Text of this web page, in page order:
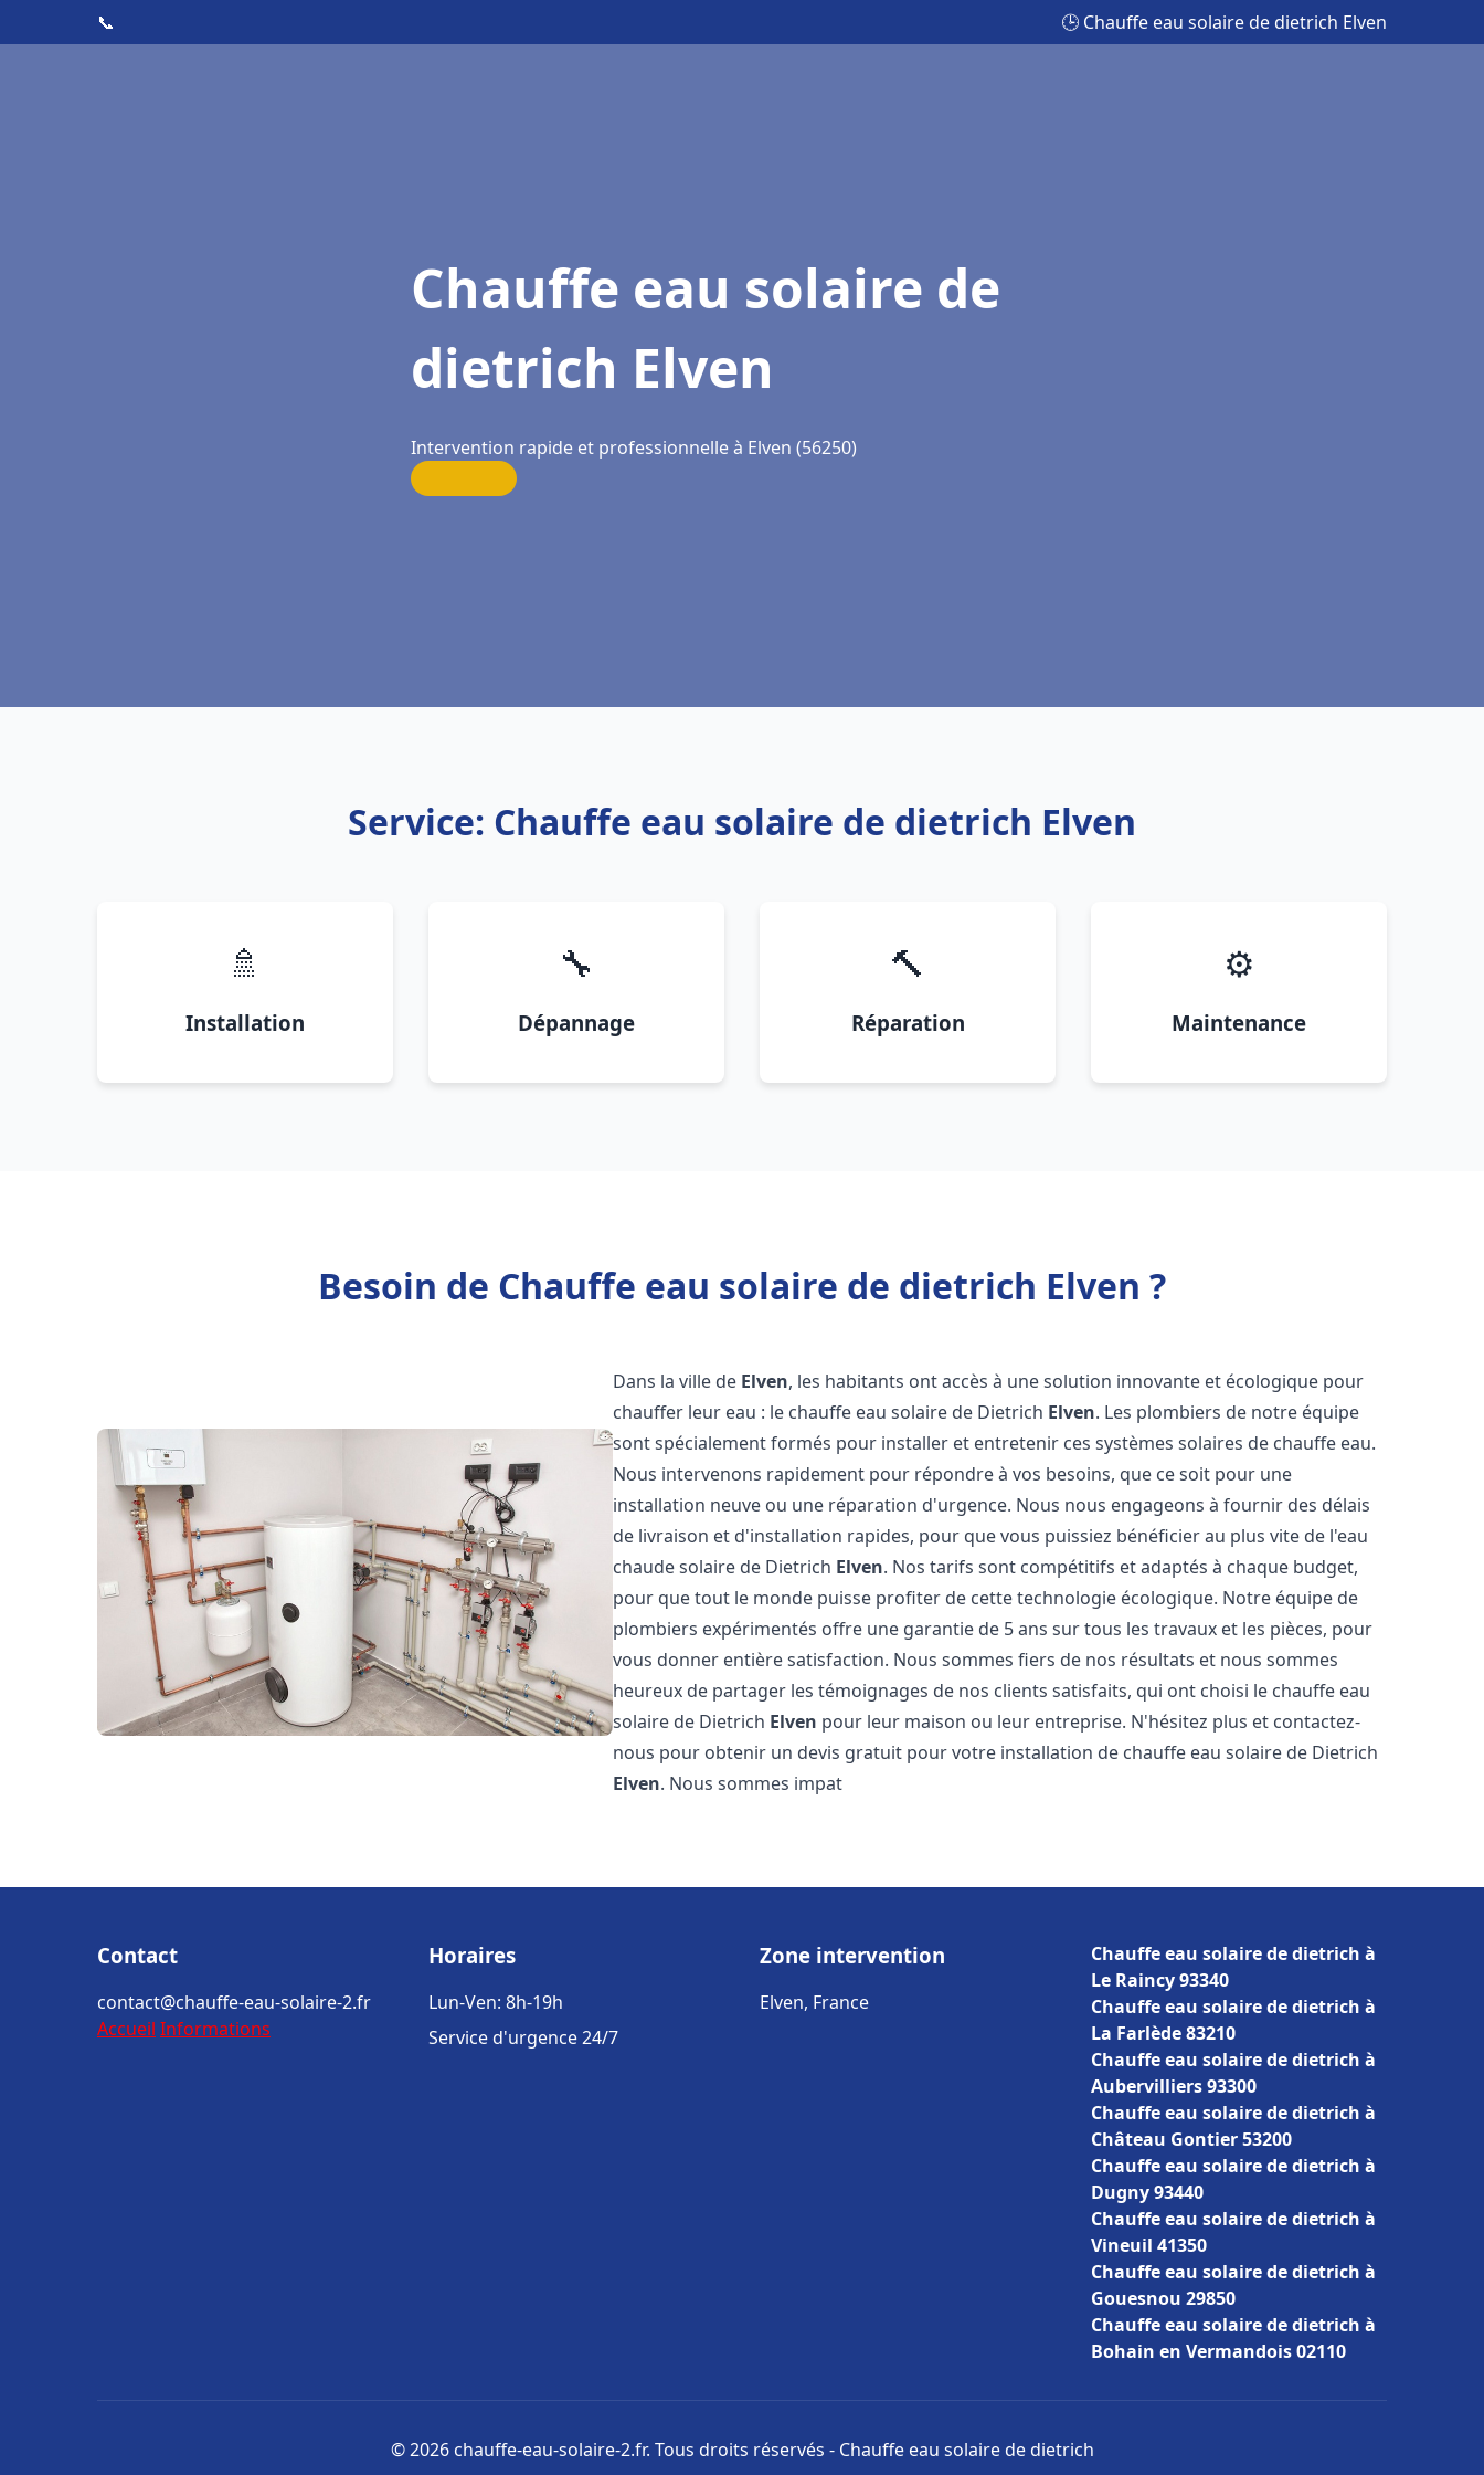
📞 🕒 Chauffe eau solaire de dietrich Elven
Chauffe eau solaire de
dietrich Elven
Intervention rapide et professionnelle à Elven (56250)
Service: Chauffe eau solaire de dietrich Elven
🚿
Installation
🔧
Dépannage
🔨
Réparation
⚙️
Maintenance
Besoin de Chauffe eau solaire de dietrich Elven ?
Dans la ville de Elven, les habitants ont accès à une solution innovante et écologique pour
chauffer leur eau : le chauffe eau solaire de Dietrich Elven. Les plombiers de notre équipe
sont spécialement formés pour installer et entretenir ces systèmes solaires de chauffe eau.
Nous intervenons rapidement pour répondre à vos besoins, que ce soit pour une
installation neuve ou une réparation d'urgence. Nous nous engageons à fournir des délais
de livraison et d'installation rapides, pour que vous puissiez bénéficier au plus vite de l'eau
chaude solaire de Dietrich Elven. Nos tarifs sont compétitifs et adaptés à chaque budget,
pour que tout le monde puisse profiter de cette technologie écologique. Notre équipe de
plombiers expérimentés offre une garantie de 5 ans sur tous les travaux et les pièces, pour
vous donner entière satisfaction. Nous sommes fiers de nos résultats et nous sommes
heureux de partager les témoignages de nos clients satisfaits, qui ont choisi le chauffe eau
solaire de Dietrich Elven pour leur maison ou leur entreprise. N'hésitez plus et contactez-
nous pour obtenir un devis gratuit pour votre installation de chauffe eau solaire de Dietrich
Elven. Nous sommes impat
Contact
contact@chauffe-eau-solaire-2.fr
Accueil Informations
Horaires
Lun-Ven: 8h-19h
Service d'urgence 24/7
Zone intervention
Elven, France
Chauffe eau solaire de dietrich à
Le Raincy 93340
Chauffe eau solaire de dietrich à
La Farlède 83210
Chauffe eau solaire de dietrich à
Aubervilliers 93300
Chauffe eau solaire de dietrich à
Château Gontier 53200
Chauffe eau solaire de dietrich à
Dugny 93440
Chauffe eau solaire de dietrich à
Vineuil 41350
Chauffe eau solaire de dietrich à
Gouesnou 29850
Chauffe eau solaire de dietrich à
Bohain en Vermandois 02110
© 2026 chauffe-eau-solaire-2.fr. Tous droits réservés - Chauffe eau solaire de dietrich